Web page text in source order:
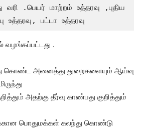
உத்தரவு, பட்டா உத்தரவு
வழங்கப்பட்டது‌‌ .
கொண்ட அனைத்து துறைகளையும் ஆய்வு
அதற்கு தீர்வு காண்பது குறித்தும்
பொதுமக்கள் கலந்து கொண்டு